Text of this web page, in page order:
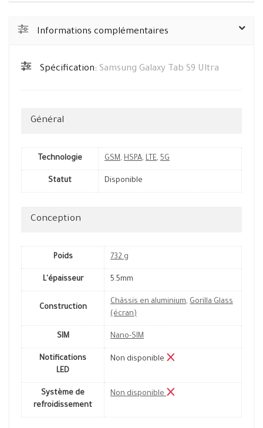
Informations complémentaires
Spécification: Samsung Galaxy Tab S9 Ultra
Général
Technologie GSM, HSPA, LTE, 5G
Statut Disponible
Conception
Poids 732 g
L'épaisseur 5.5mm
Construction
Châssis en aluminium, Gorilla Glass
(écran)
SIM Nano-SIM
Notifications
LED
Non disponible
Système de
refroidissement
Non disponible